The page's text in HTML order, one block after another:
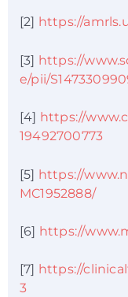
[2] https://
[3] https://
e/pii/
[4] https://
19492700773
[5] https://
MC1952888/
[6] https://
[7] https://
3